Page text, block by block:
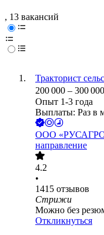
, 13 вакансий
Тракторист
200 000 – 300 000
Опыт 1-3 года
Выплаты: Раз в
ООО
направление
4.2
•
1415 отзывов
Стрижи
Можно без
Откликнуться